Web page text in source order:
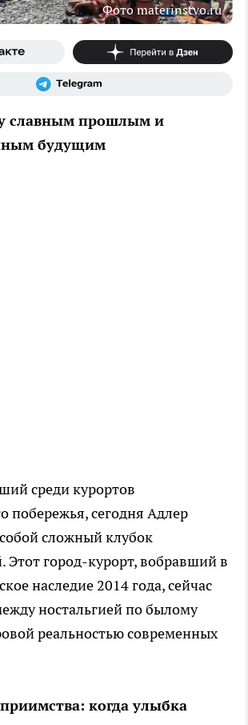
Фото materinstvo.ru
славным прошлым и
будущим
среди курортов
побережья, сегодня Адлер
сложный клубок
Этот город-курорт, вобравший в
наследие 2014 года, сейчас
ностальгией по былому
реальностью современных
когда улыбка